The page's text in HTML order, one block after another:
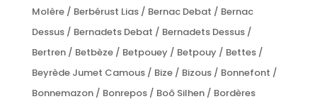
Molère / Berbérust Lias / Bernac Debat / Bernac
Dessus / Bernadets Debat / Bernadets Dessus /
Bertren / Betbèze / Betpouey / Betpouy / Bettes /
Beyrède Jumet Camous / Bize / Bizous / Bonnefont /
Bonnemazon / Bonrepos / Boô Silhen / Bordères